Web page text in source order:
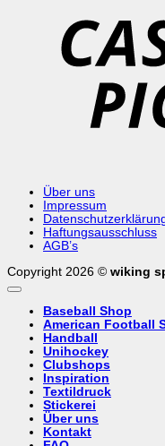
Über uns
Impressum
Haftungsausschluss
AGB’s
Copyright 2026 © wiking
Baseball Shop
American Football
Handball
Unihockey
Clubshops
Inspiration
Textildruck
Stickerei
Über uns
Kontakt